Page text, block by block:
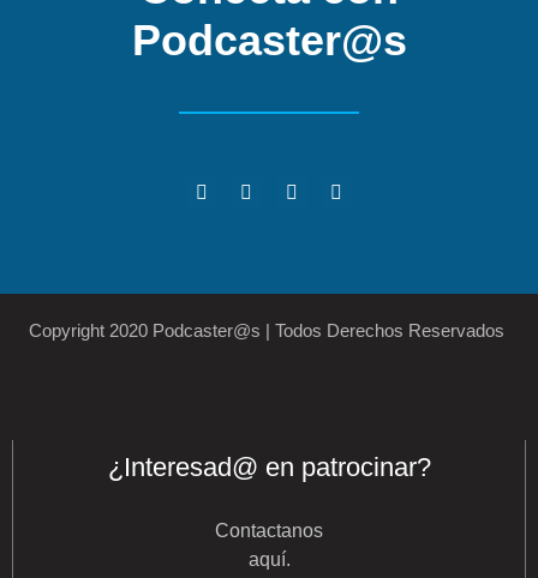
Podcaster@s
Copyright 2020 Podcaster@s | Todos Derechos Reservados
¿Interesad@ en patrocinar?
Contactanos
aquí.